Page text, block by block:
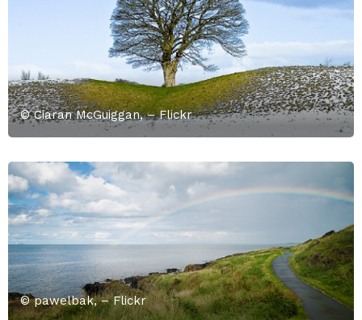
© Ciaran McGuiggan, – Flickr
© pawelbak, – Flickr